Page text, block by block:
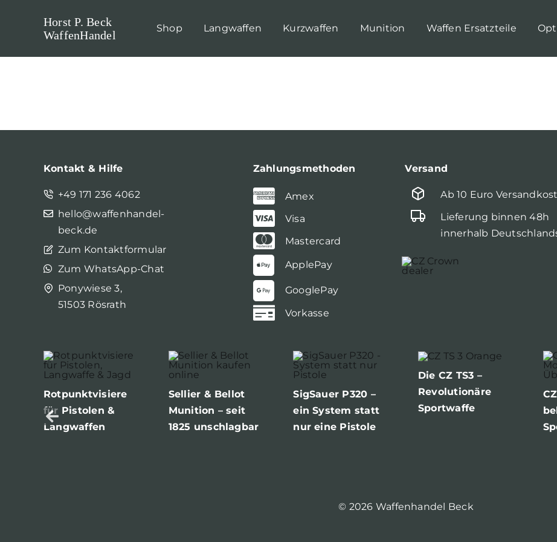
Horst P. Beck
WaffenHandel
Shop Langwaffen Kurzwaffen Munition Waffen Ersatzteile
Kontakt & Hilfe
+49 171 236 4062
hello@waffenhandel-
beck.de
Zum Kontaktformular
Zum WhatsApp-Chat
Ponywiese 3,
51503 Rösrath
Zahlungsmethoden
Amex
Visa
Mastercard
ApplePay
GooglePay
Vorkasse
Versand
Ab 10 Euro
Lieferung binnen 48h
innerhalb
Rotpunktvisiere
für Pistolen &
Langwaffen
Sellier & Bellot
Munition – seit
1825 unschlagbar
SigSauer P320 –
ein System statt
nur eine Pistole
Die CZ TS3 –
Revolutionäre
Sportwaffe
© 2026 Waffenhandel Beck